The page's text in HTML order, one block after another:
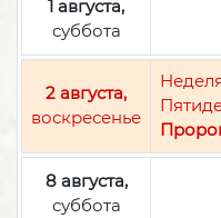
1 августа,
суббота
2 августа,
воскресенье
8 августа,
суббота